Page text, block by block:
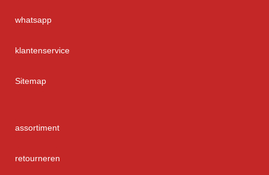
whatsapp
klantenservice
Sitemap
assortiment
retourneren